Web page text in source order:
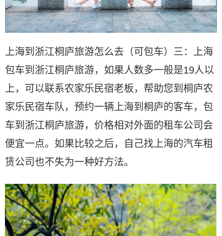
上海到浙江桐庐旅游怎么去（可包车）三：上海
包车到浙江桐庐旅游，如果人数多一般是19人以
上，可以联系农家乐民宿老板，帮助您到桐庐农
家乐民宿车队，预约一辆上海到桐庐的客车，包
车到浙江桐庐旅游，价格相对外面的租车公司会
便宜一点。如果比较之后，自己找上海的汽车租
赁公司也不失为一种好方法。